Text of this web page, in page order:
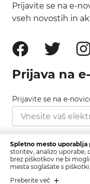
Prijavite se na e-
vseh novostih in
Prijava na
Prijavite se na e-
Strinjam se s
tukaj.
Spletno mesto uporablja
storitev, analizo uporabe,
brez piškotkov ne bi
mesta soglašate s piškotki.
Preberite več